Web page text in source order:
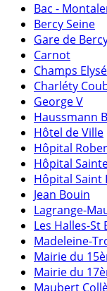
Bac -
Bercy Seine
Gare de
Carnot
Champs
Charléty
George V
Haussmann
Hôtel de Ville
Hôpital
Hôpital
Hôpital Saint
Jean Bouin
Lagrange-
Les Halles-St
Madeleine-
Mairie du
Mairie du
Maubert